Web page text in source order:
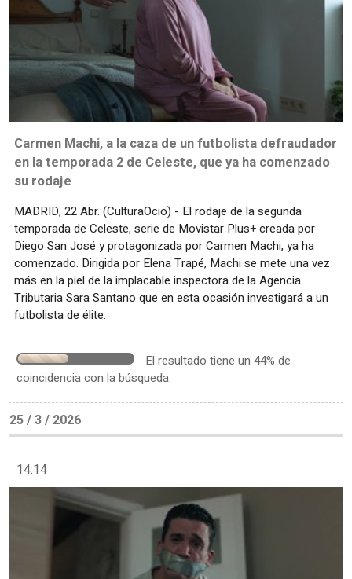
Carmen Machi, a la caza de un futbolista defraudador
en la temporada 2 de Celeste, que ya ha comenzado
su rodaje
MADRID, 22 Abr. (CulturaOcio) - El rodaje de la segunda
temporada de Celeste, serie de Movistar Plus+ creada por
Diego San José y protagonizada por Carmen Machi, ya ha
comenzado. Dirigida por Elena Trapé, Machi se mete una vez
más en la piel de la implacable inspectora de la Agencia
Tributaria Sara Santano que en esta ocasión investigará a un
futbolista de élite.
El resultado tiene un 44% de
coincidencia con la búsqueda.
25 / 3 / 2026
14:14